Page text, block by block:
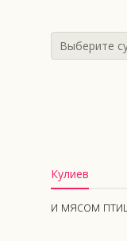
Выберите
Кулиев
и мясом